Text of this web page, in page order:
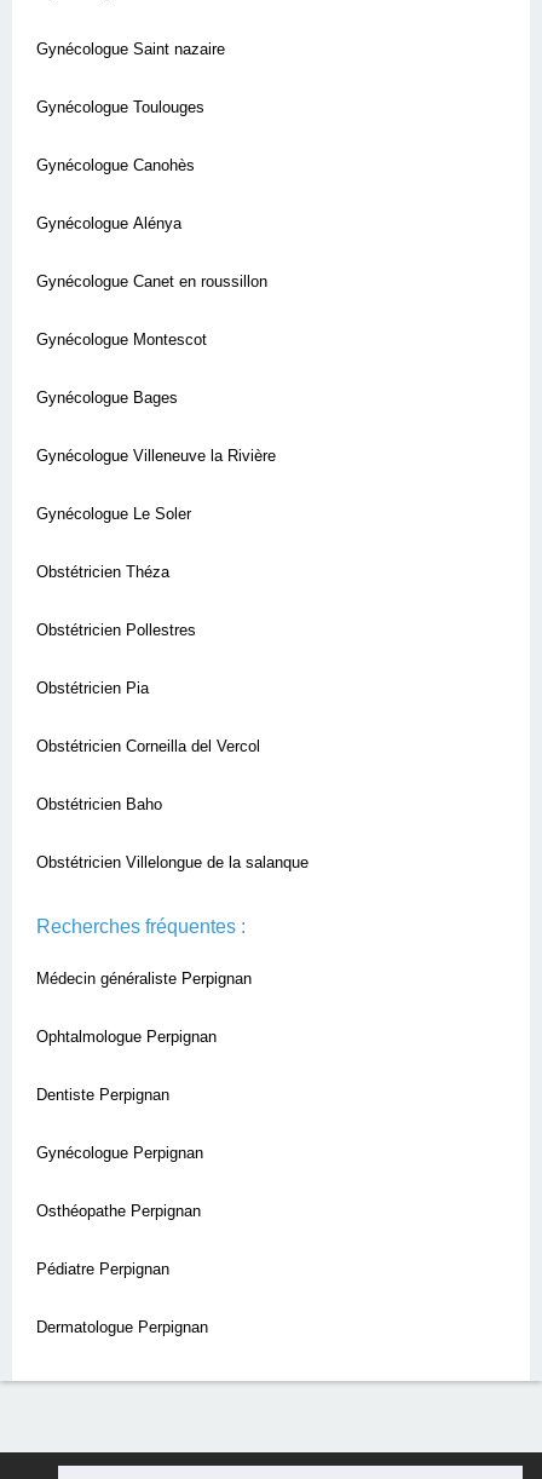
Gynécologue Saint nazaire
Gynécologue Toulouges
Gynécologue Canohès
Gynécologue Alénya
Gynécologue Canet en roussillon
Gynécologue Montescot
Gynécologue Bages
Gynécologue Villeneuve la Rivière
Gynécologue Le Soler
Obstétricien Théza
Obstétricien Pollestres
Obstétricien Pia
Obstétricien Corneilla del Vercol
Obstétricien Baho
Obstétricien Villelongue de la salanque
Recherches fréquentes :
Médecin généraliste Perpignan
Ophtalmologue Perpignan
Dentiste Perpignan
Gynécologue Perpignan
Osthéopathe Perpignan
Pédiatre Perpignan
Dermatologue Perpignan